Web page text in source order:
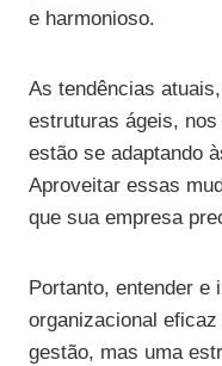
e harmonioso.
As tendências
estruturas ágeis,
estão se adaptando
Aproveitar essas
que sua empresa
Portanto, entender e
organizacional
gestão, mas uma